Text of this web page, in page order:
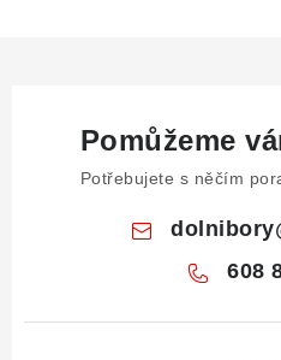
Pomůžeme
Potřebujete s něčím
dolnibory
608